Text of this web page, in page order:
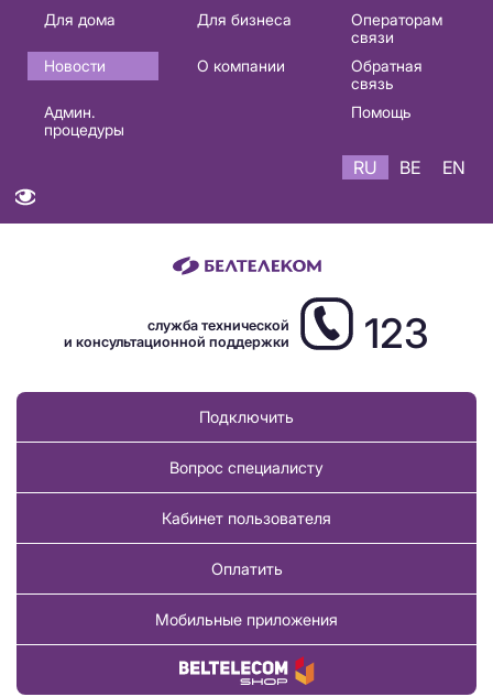
Основная
навигация
RU
Для дома Для бизнеса
Операторам
связи
Новости
О компании
Обратная
связь
Админ.
процедуры
Помощь
RU BE EN
служба технической
и консультационной поддержки
123
Подключить
Вопрос специалисту
Кабинет пользователя
Оплатить
Мобильные приложения
Купить товар